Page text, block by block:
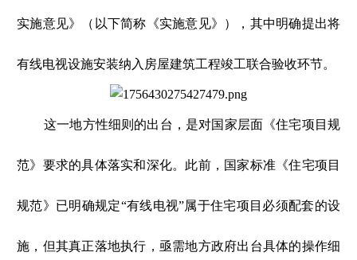
实施意见》（以下简称《实施意见》），其中明确提出将
有线电视设施安装纳入房屋建筑工程竣工联合验收环节。
这一地方性细则的出台，是对国家层面《住宅项目规
范》要求的具体落实和深化。此前，国家标准《住宅项目
规范》已明确规定“有线电视”属于住宅项目必须配套的设
施，但其真正落地执行，亟需地方政府出台具体的操作细